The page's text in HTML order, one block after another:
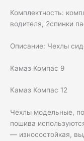
Комплектность:
водителя, 2спинки
Описание: Чехлы
Камаз Компас 9
Камаз Компас 12
Чехлы модельные,
пошива
— износостойкая,